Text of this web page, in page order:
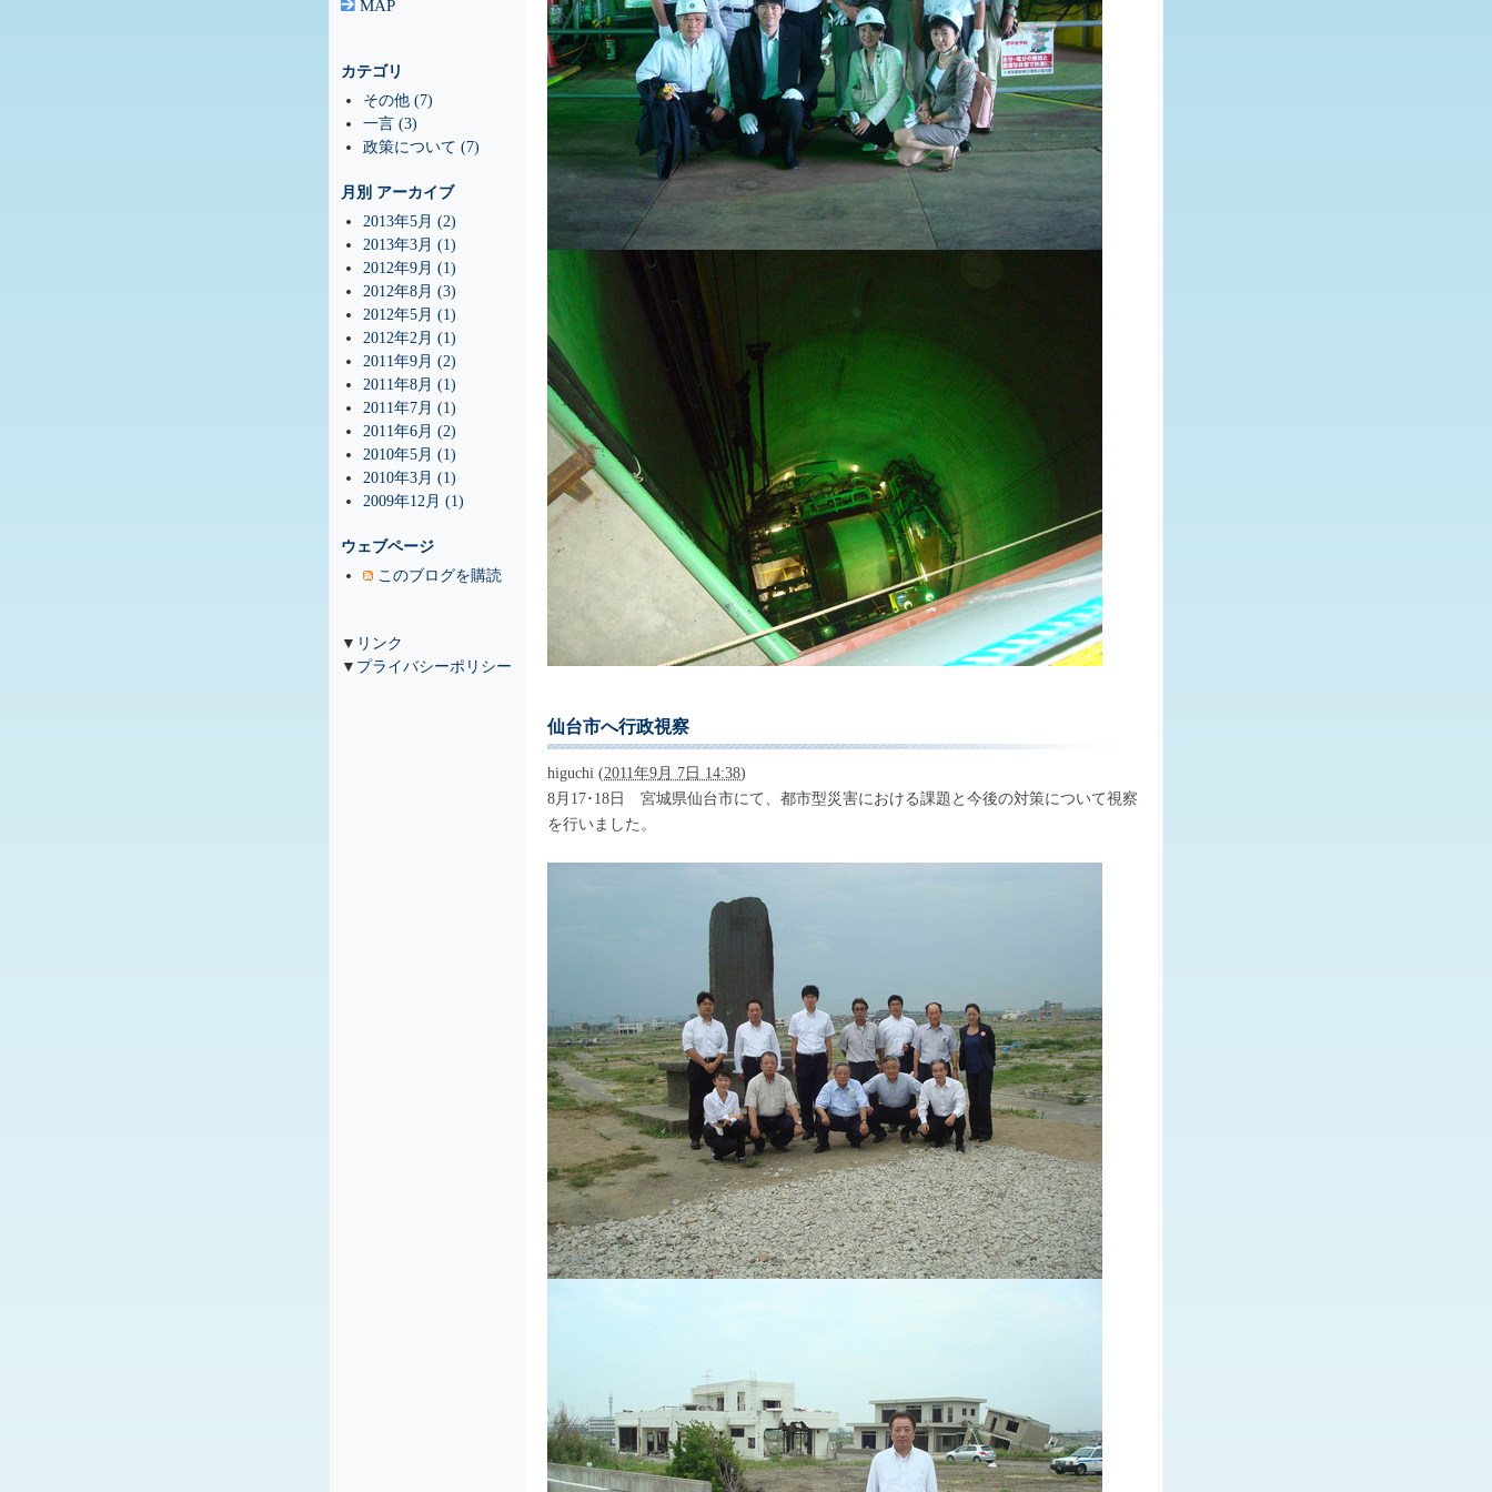
MAP
カテゴリ
その他 (7)
一言 (3)
政策について (7)
月別 アーカイブ
2013年5月 (2)
2013年3月 (1)
2012年9月 (1)
2012年8月 (3)
2012年5月 (1)
2012年2月 (1)
2011年9月 (2)
2011年8月 (1)
2011年7月 (1)
2011年6月 (2)
2010年5月 (1)
2010年3月 (1)
2009年12月 (1)
ウェブページ
このブログを購読
▼ リンク
▼ プライバシーポリシー
仙台市へ行政視察
higuchi (2011年9月 7日 14:38)
8月17･18日 宮城県仙台市にて、都市型災害における課題と今後の対策について視察
を行いました。